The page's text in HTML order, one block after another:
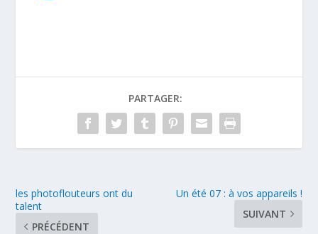
PARTAGER:
les photoflouteurs ont du
talent
PRÉCÉDENT
Un été 07 : à vos appareils !
SUIVANT